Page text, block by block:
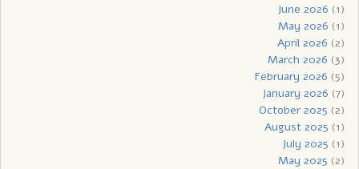
June 2026 (1)
May 2026 (1)
April 2026 (2)
March 2026 (3)
February 2026 (5)
January 2026 (7)
October 2025 (2)
August 2025 (1)
July 2025 (1)
May 2025 (2)